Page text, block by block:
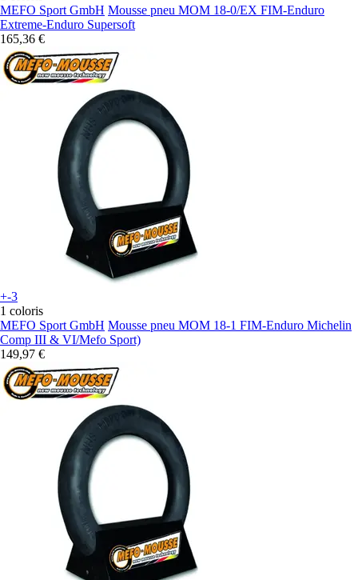
MEFO Sport GmbH Mousse pneu MOM 18-0/EX FIM-Enduro
Extreme-Enduro Supersoft
165,36 €
+-3
1 coloris
MEFO Sport GmbH Mousse pneu MOM 18-1 FIM-Enduro Michelin
Comp III & VI/Mefo Sport)
149,97 €